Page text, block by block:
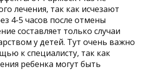
лечения, так как исчезают
4-5 часов после отмены
составляет только случаи
у детей. Тут очень важно
к специалисту, так как
ребенка могут быть